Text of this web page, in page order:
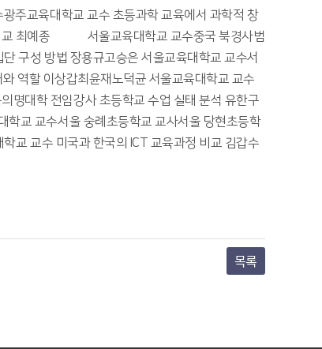
주교육대학교 교수 초등과학 교육에서 과학적 창
최예종朴哲松 서울교육대학교 교수중국 북경사범
구성 방법 장용규고승은 서울교육대학교 교수서
역할 이상갑최윤재노덕균 서울교육대학교 교수
명대학 전임강사 초등학교 수업 실태 분석 유한구
학교 교수서울 숭례초등학교 교사서울 당현초등학
교 교수 미국과 한국의 ICT 교육과정 비교 김갑수
목록